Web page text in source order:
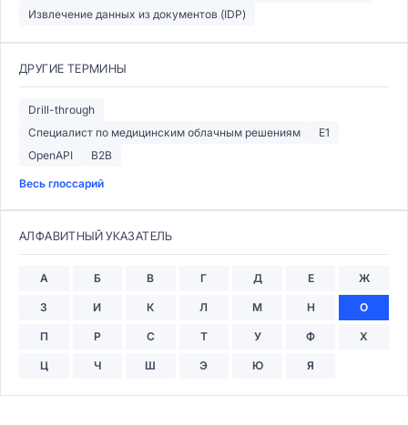
Извлечение данных из документов (IDP)
ДРУГИЕ ТЕРМИНЫ
Drill-through
Специалист по медицинским облачным решениям
Е1
OpenAPI
B2B
Весь глоссарий
АЛФАВИТНЫЙ УКАЗАТЕЛЬ
А Б В Г Д Е Ж
З И К Л М Н О
П Р С Т У Ф Х
Ц Ч Ш Э Ю Я